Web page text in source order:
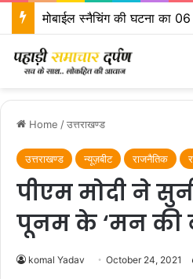
Home /उत्तराखण्ड
उत्तराखण्ड न्यूज़बीट राजनैतिक
पीएम मोदी ने
पूनम के ‘मन की
komal Yadav October 24, 2021